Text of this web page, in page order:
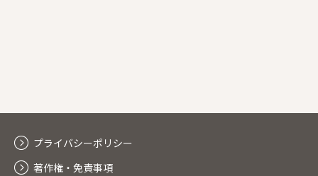
プライバシーポリシー
著作権・免責事項